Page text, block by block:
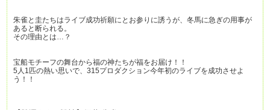
朱雀と圭たちはライブ成功祈願にとお参りに誘うが、冬馬に急ぎの用事が
あると断られる。
その理由とは…？
宝船モチーフの舞台から福の神たちが福をお届け！！
5人1匹の熱い思いで、315プロダクション今年初のライブを成功させよ
う！！